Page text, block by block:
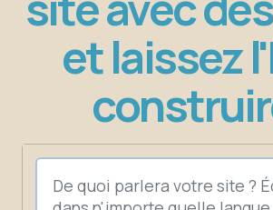
et laissez